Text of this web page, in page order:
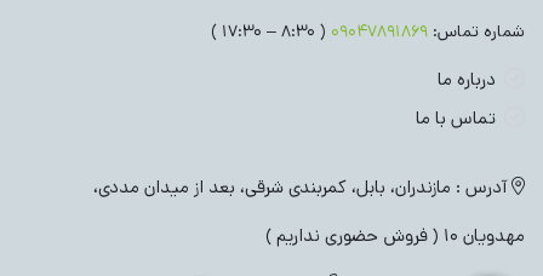
شماره تماس: 09047891869
( 8:30 – 17:30 )
درباره ما
تماس با ما
آدرس : مازندران، بابل، کمربندی شرقی، بعد از میدان مددی،
مهدویان 10 ( فروش حضوری نداریم )